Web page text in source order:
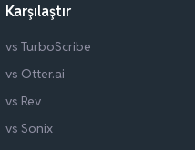
Karşılaştır
vs TurboScribe
vs Otter.ai
vs Rev
vs Sonix